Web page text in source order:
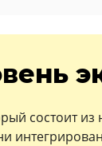
состоит